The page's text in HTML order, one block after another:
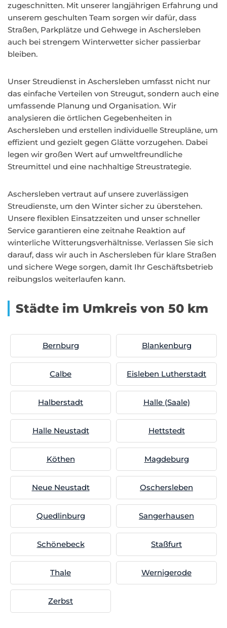
zugeschnitten. Mit unserer langjährigen Erfahrung und
unserem geschulten Team sorgen wir dafür, dass
Straßen, Parkplätze und Gehwege in Aschersleben
auch bei strengem Winterwetter sicher passierbar
bleiben.
Unser Streudienst in Aschersleben umfasst nicht nur
das einfache Verteilen von Streugut, sondern auch eine
umfassende Planung und Organisation. Wir
analysieren die örtlichen Gegebenheiten in
Aschersleben und erstellen individuelle Streupläne, um
effizient und gezielt gegen Glätte vorzugehen. Dabei
legen wir großen Wert auf umweltfreundliche
Streumittel und eine nachhaltige Streustrategie.
Aschersleben vertraut auf unsere zuverlässigen
Streudienste, um den Winter sicher zu überstehen.
Unsere flexiblen Einsatzzeiten und unser schneller
Service garantieren eine zeitnahe Reaktion auf
winterliche Witterungsverhältnisse. Verlassen Sie sich
darauf, dass wir auch in Aschersleben für klare Straßen
und sichere Wege sorgen, damit Ihr Geschäftsbetrieb
reibungslos weiterlaufen kann.
Städte im Umkreis von 50 km
Bernburg Blankenburg
Calbe Eisleben Lutherstadt
Halberstadt Halle (Saale)
Halle Neustadt Hettstedt
Köthen Magdeburg
Neue Neustadt Oschersleben
Quedlinburg Sangerhausen
Schönebeck Staßfurt
Thale Wernigerode
Zerbst